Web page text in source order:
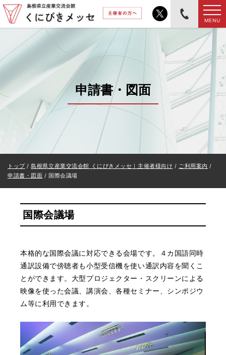
このページの本文へ
MENU
申請書・図面
現
在
トップ/島根県立産業交流会館 くにびきメッセ｜主催者様向け / ご利用案内 /
申請書・図面 / 国際会議場
国際会議場
本格的な国際会議に対応できる会場です。４カ国語同時
通訳設備で傍聴者も小型受信機を使い通訳内容を聞くこ
とができます。大型プロジェクター・スクリーンによる
映像を使った会議、講演会、各種セミナー、シンポジウ
ム等に利用できます。